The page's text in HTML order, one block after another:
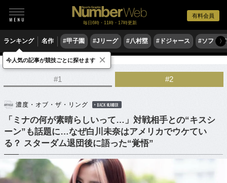
有料会員
毎日6時・11時・17時更新
ランキング 名作 #甲子園 #Jリーグ #八村塁 #ドジャース #ソフト〉
格闘技 プロレス
#1 #2
濃度・オブ・ザ・リング BACK NUMBER
「ミナの何が素晴らしいって…」対戦相手との“キスシ
ーン”も話題に…なぜ白川未奈はアメリカでウケてい
る？ スターダム退団後に語った“覚悟”
今人気の記事が競技ごとに探せます ×